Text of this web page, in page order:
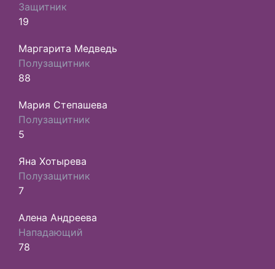
Защитник
19
Маргарита Медведь
Полузащитник
88
Мария Степашева
Полузащитник
5
Яна Хотырева
Полузащитник
7
Алена Андреева
Нападающий
78